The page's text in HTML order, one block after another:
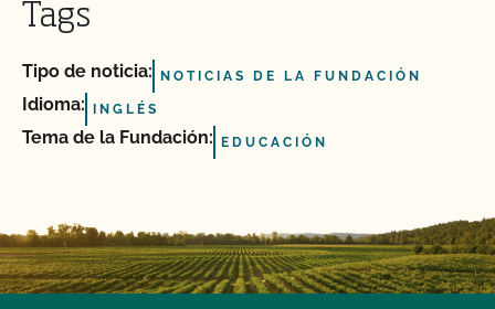
Tags
Tipo de noticia: NOTICIAS DE LA FUNDACIÓN
Idioma: INGLÉS
Tema de la Fundación: EDUCACIÓN